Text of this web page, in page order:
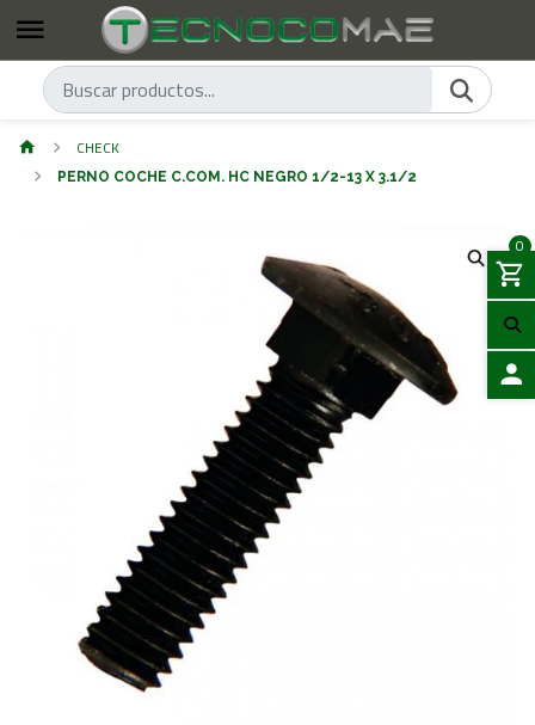
0
CHECK
PERNO COCHE C.COM. HC NEGRO 1/2-13 X 3.1/2